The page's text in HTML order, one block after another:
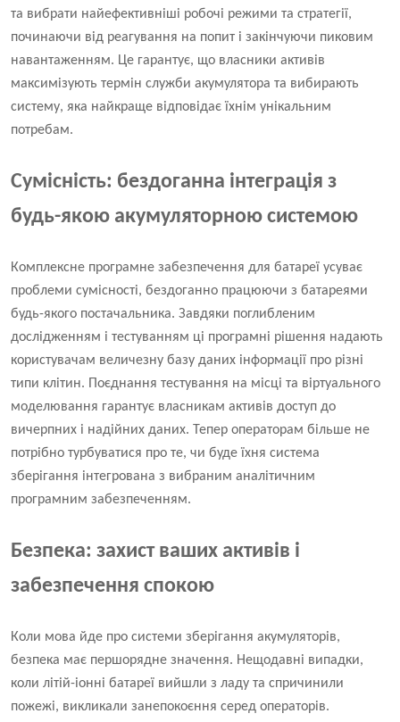
та вибрати найефективніші робочі режими та стратегії,
починаючи від реагування на попит і закінчуючи пиковим
навантаженням. Це гарантує, що власники активів
максимізують термін служби акумулятора та вибирають
систему, яка найкраще відповідає їхнім унікальним
потребам.
Сумісність: бездоганна інтеграція з
будь-якою акумуляторною системою
Комплексне програмне забезпечення для батареї усуває
проблеми сумісності, бездоганно працюючи з батареями
будь-якого постачальника. Завдяки поглибленим
дослідженням і тестуванням ці програмні рішення надають
користувачам величезну базу даних інформації про різні
типи клітин. Поєднання тестування на місці та віртуального
моделювання гарантує власникам активів доступ до
вичерпних і надійних даних. Тепер операторам більше не
потрібно турбуватися про те, чи буде їхня система
зберігання інтегрована з вибраним аналітичним
програмним забезпеченням.
Безпека: захист ваших активів і
забезпечення спокою
Коли мова йде про системи зберігання акумуляторів,
безпека має першорядне значення. Нещодавні випадки,
коли літій-іонні батареї вийшли з ладу та спричинили
пожежі, викликали занепокоєння серед операторів.